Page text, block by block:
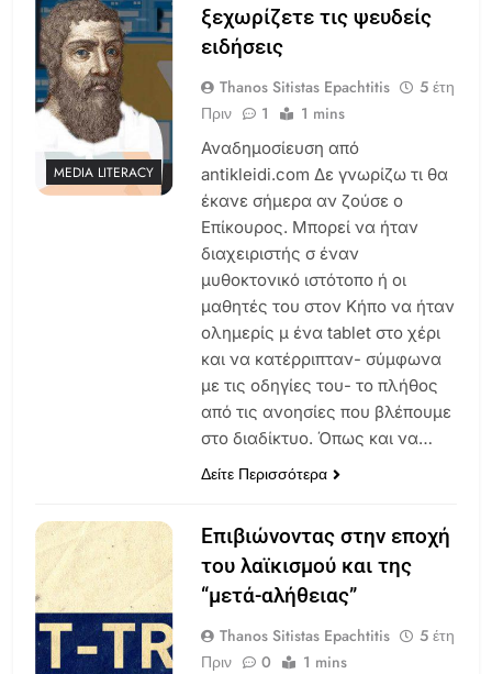
MEDIA LITERACY
ξεχωρίζετε τις ψευδείς
ειδήσεις
Thanos Sitistas Epachtitis
5 έτη
Πριν
1 1 mins
Αναδημοσίευση από
antikleidi.com Δε γνωρίζω τι θα
έκανε σήμερα αν ζούσε ο
Επίκουρος. Μπορεί να ήταν
διαχειριστής σ έναν
μυθοκτονικό ιστότοπο ή οι
μαθητές του στον Κήπο να ήταν
ολημερίς μ ένα tablet στο χέρι
και να κατέρριπταν- σύμφωνα
με τις οδηγίες του- το πλήθος
από τις ανοησίες που βλέπουμε
στο διαδίκτυο. Όπως και να…
Δείτε Περισσότερα
Επιβιώνοντας στην εποχή
του λαϊκισμού και της
“μετά-αλήθειας”
Thanos Sitistas Epachtitis
5 έτη
Πριν
0 1 mins